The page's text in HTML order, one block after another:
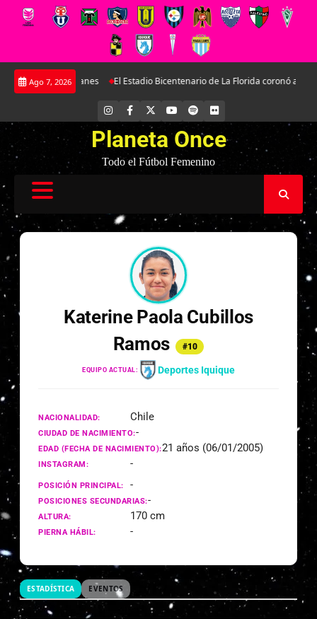
Saltar
Ago 7, 2026
en Magallanes El Estadio Bicentenario de La Florida coronó a las
INSTAGRAM
FACEBOOK YOUTUBE
SPOTIFYFLICKR
Planeta Once
Todo el Fútbol Femenino
Katerine Paola Cubillos
Ramos
#10
EQUIPO ACTUAL: Deportes Iquique
NACIONALIDAD: Chile
CIUDAD DE NACIMIENTO:-
EDAD (FECHA DE NACIMIENTO):21 años (06/01/2005)
INSTAGRAM: -
POSICIÓN PRINCIPAL: -
POSICIONES SECUNDARIAS:-
ALTURA: 170 cm
PIERNA HÁBIL: -
ESTADÍSTICA EVENTOS